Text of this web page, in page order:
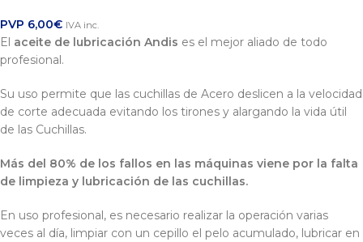
PVP 6,00€ IVA inc.
El aceite de lubricación Andis es el mejor aliado de todo
profesional.
Su uso permite que las cuchillas de Acero deslicen a la velocidad
de corte adecuada evitando los tirones y alargando la vida útil
de las Cuchillas.
Más del 80% de los fallos en las máquinas viene por la falta
de limpieza y lubricación de las cuchillas.
En uso profesional, es necesario realizar la operación varias
veces al día, limpiar con un cepillo el pelo acumulado, lubricar en